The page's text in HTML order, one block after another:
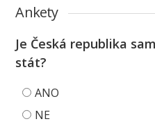
Ankety
Je Česká republika
stát?
ANO
NE